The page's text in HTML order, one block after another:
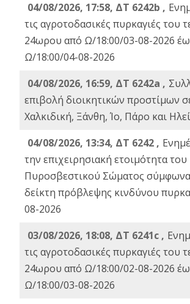
04/08/2026, 17:58, ΔΤ 6242b ,
τις αγροτοδασικές πυρκαγιές του
24ωρου από Ω/18:00/03-08-2026
Ω/18:00/04-08-2026
04/08/2026, 16:59, ΔΤ 6242a ,
επιβολή διοικητικών προστίμων
Χαλκιδική, Ξάνθη, Ίο, Πάρο και
04/08/2026, 13:34, ΔΤ 6242 ,
την επιχειρησιακή ετοιμότητα του
Πυροσβεστικού Σώματος
δείκτη πρόβλεψης κινδύνου
08-2026
03/08/2026, 18:08, ΔΤ 6241c ,
τις αγροτοδασικές πυρκαγιές του
24ωρου από Ω/18:00/02-08-2026
Ω/18:00/03-08-2026